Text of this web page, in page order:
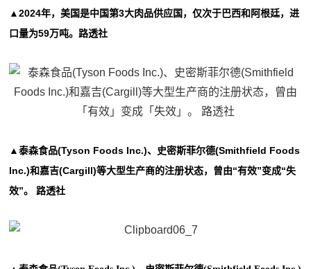
▲2024年，美国是中国第3大肉品供应国，仅次于巴西和阿根廷，进
口量为59万吨。路透社
▲泰森食品(Tyson Foods Inc.)、史密斯菲尔德(Smithfield Foods
Inc.)和嘉吉(Cargill)等大型生产商的注册状态，曾由“有效”变成“失
效”。 路透社